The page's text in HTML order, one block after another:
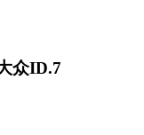
众ID.7